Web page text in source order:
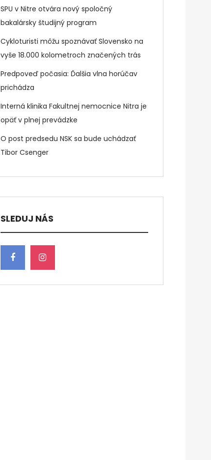
SPU v Nitre otvára nový spoločný
bakalársky študijný program
Cykloturisti môžu spoznávať Slovensko na
vyše 18.000 kolometroch značených trás
Predpoveď počasia: Ďalšia vlna horúčav
prichádza
Interná klinika Fakultnej nemocnice Nitra je
opäť v plnej prevádzke
O post predsedu NSK sa bude uchádzať
Tibor Csenger
SLEDUJ NÁS